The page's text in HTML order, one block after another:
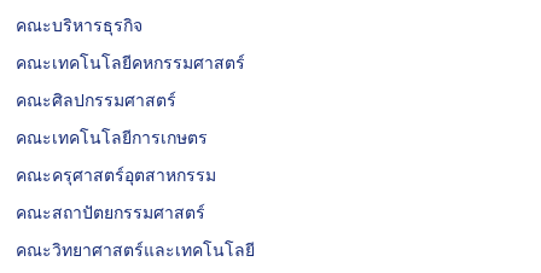
คณะบริหารธุรกิจ
คณะเทคโนโลยีคหกรรมศาสตร์
คณะศิลปกรรมศาสตร์
คณะเทคโนโลยีการเกษตร
คณะครุศาสตร์อุตสาหกรรม
คณะสถาปัตยกรรมศาสตร์
คณะวิทยาศาสตร์และเทคโนโลยี